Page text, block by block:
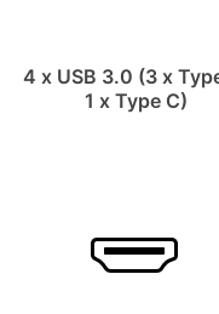
4 x USB 3.0 (3 x
1 x Type C)